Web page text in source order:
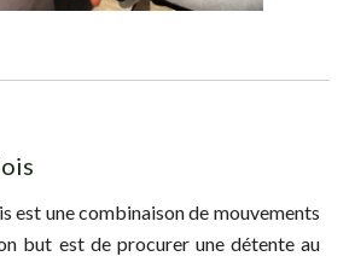
est une combinaison de mouvements
but est de procurer une détente au